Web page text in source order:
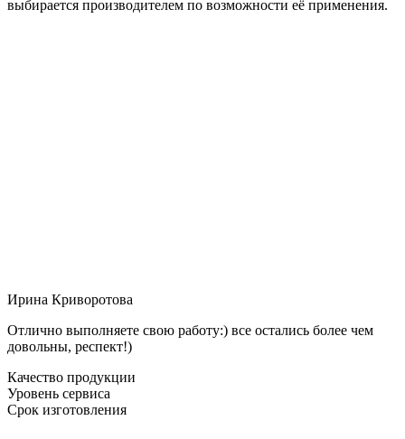
выбирается производителем по возможности её применения.
Ирина Криворотова
Отлично выполняете свою работу:) все остались более чем
довольны, респект!)
Качество продукции
Уровень сервиса
Срок изготовления